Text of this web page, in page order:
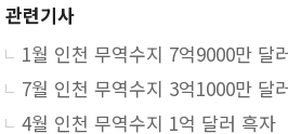
관련기사
1월 인천 무역수지 7억9000만 달
7월 인천 무역수지 3억1000만 달
4월 인천 무역수지 1억 달러 흑자